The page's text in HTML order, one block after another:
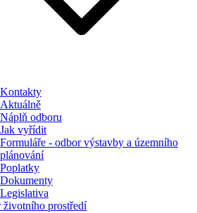
Kontakty
Aktuálně
Náplň odboru
Jak vyřídit
Formuláře - odbor výstavby a územního
plánování
Poplatky
Dokumenty
Legislativa
životního prostředí